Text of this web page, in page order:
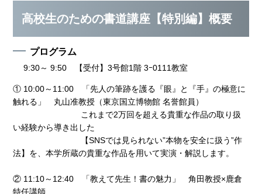
高校生のための書道講座【特別編】概要
プログラム
9:30～ 9:50 【受付】3号館1階 3ｰ0111教室
① 10:00～11:00 「先人の筆跡を護る『眼』と『手』の極意に
触れる」 丸山准教授（東京国立博物館 名誉館員）
これまで2万回を超える貴重な作品の取り扱
い経験から導き出した
【SNSでは見られない”本物を安全に扱う”作
法】を、本学所蔵の貴重な作品を用いて実演・解説します。
② 11:10～12:40 「教えて先生！書の魅力」 角田教授×鹿倉
特任講師